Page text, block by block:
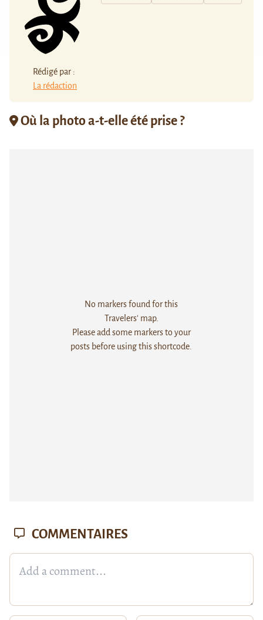
Rédigé par :
La rédaction
Où la photo a-t-elle été prise ?
No markers found for this
Travelers' map.
Please add some markers to your
posts before using this shortcode.
COMMENTAIRES